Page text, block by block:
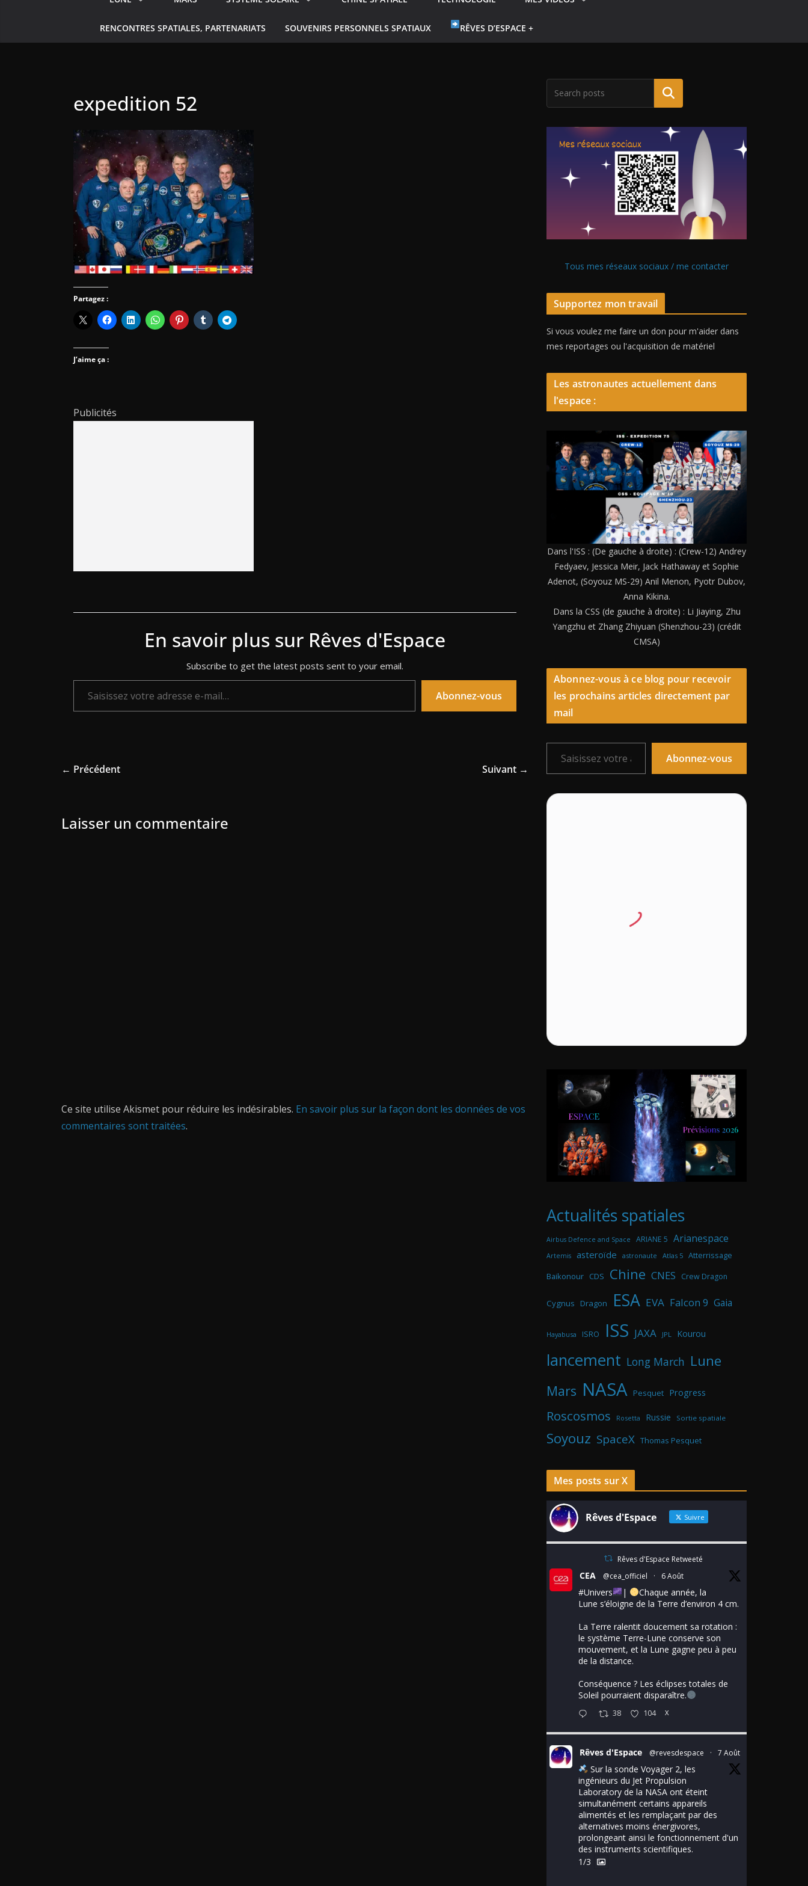
RENCONTRES SPATIALES, PARTENARIATS SOUVENIRS PERSONNELS SPATIAUX RÊVES D’ESPACE +
expedition 52
Partagez :
J’aime ça :
Publicités
En savoir plus sur Rêves d'Espace
Subscribe to get the latest posts sent to your email.
Saisissez votre adresse e-mail…
Abonnez-vous
← Précédent Suivant →
Laisser un commentaire
Ce site utilise Akismet pour réduire les indésirables. En savoir plus sur la façon dont les données de vos
commentaires sont traitées.
Tous mes réseaux sociaux / me contacter
Supportez mon travail
Si vous voulez me faire un don pour m'aider dans
mes reportages ou l'acquisition de matériel
Les astronautes actuellement dans
l'espace :
Dans l'ISS : (De gauche à droite) : (Crew-12) Andrey
Fedyaev, Jessica Meir, Jack Hathaway et Sophie
Adenot, (Soyouz MS-29) Anil Menon, Pyotr Dubov,
Anna Kikina.
Dans la CSS (de gauche à droite) : Li Jiaying, Zhu
Yangzhu et Zhang Zhiyuan (Shenzhou-23) (crédit
CMSA)
Abonnez-vous à ce blog pour recevoir
les prochains articles directement par
mail
Saisissez votre adresse e-mail…
Abonnez-vous
Actualités spatiales
Airbus Defence and Space ARIANE 5 Arianespace
Artemis asteroïde astronaute Atlas 5 Atterrissage
Baikonour CDS Chine CNES Crew Dragon
Cygnus Dragon ESA EVA Falcon 9 Gaia
Hayabusa ISRO ISS JAXA JPL Kourou
lancement Long March Lune
Mars NASA Pesquet Progress
Roscosmos Rosetta Russie Sortie spatiale
Soyouz SpaceX Thomas Pesquet
Mes posts sur X
Rêves d'Espace Suivre
Rêves d'Espace Retweeté
CEA @cea_officiel · 6 Août
#Univers |
Chaque année, la
Lune s’éloigne de la Terre d’environ 4 cm.
La Terre ralentit doucement sa rotation :
le système Terre-Lune conserve son
mouvement, et la Lune gagne peu à peu
de la distance.
Conséquence ? Les éclipses totales de
Soleil pourraient disparaître.
38 104 X
Rêves d'Espace @revesdespace · 7 Août
Sur la sonde Voyager 2, les
ingénieurs du Jet Propulsion
Laboratory de la NASA ont éteint
simultanément certains appareils
alimentés et les remplaçant par des
alternatives moins énergivores,
prolongeant ainsi le fonctionnement d'un
des instruments scientifiques.
1/3